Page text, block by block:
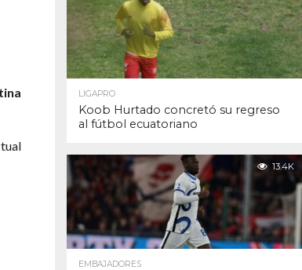
LIGAPRO
Koob Hurtado concretó su regreso
al fútbol ecuatoriano
13.4K
EMBAJADORES